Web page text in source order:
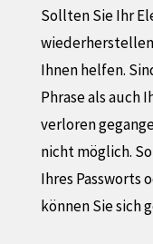
Sollten Sie Ihr
Ihnen helfen.
Phrase als auch
verloren
nicht möglich.
Ihres Passworts
können Sie sich